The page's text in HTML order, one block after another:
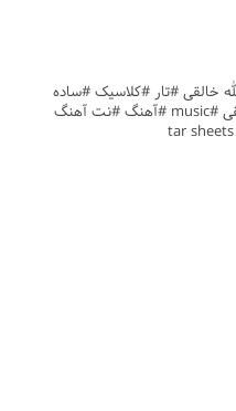
خالقی #تار #کلاسیک #ساده
#نت #sheet #ملودی #melody #موسیقی #music #آهنگ #نت آهنگ